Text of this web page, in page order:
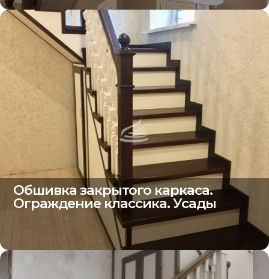
Обшивка закрытого каркаса.
Ограждение классика. Усады